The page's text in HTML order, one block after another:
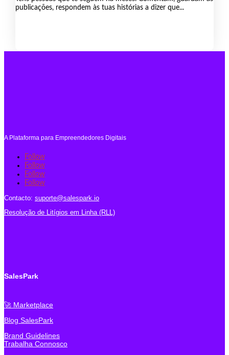
publicações, respondem às tuas histórias a dizer que...
A Plataforma para Empreendedores Digitais
Follow
Follow
Follow
Follow
Contacto: suporte@salespark.io
Resolução de Litígios em Linha (RLL)
SalesPark
🚀 Marketplace
Blog SalesPark
Brand Guidelines
Trabalha Connosco